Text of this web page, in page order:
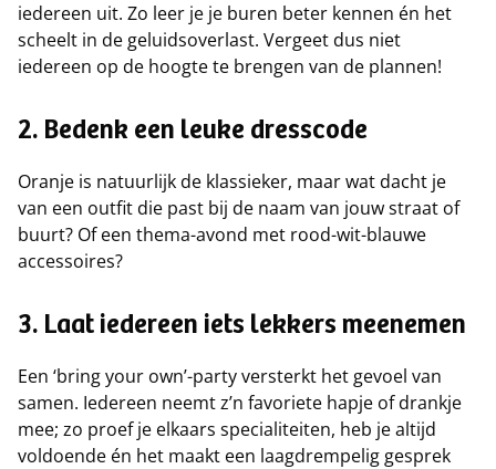
iedereen uit. Zo leer je je buren beter kennen én het
scheelt in de geluidsoverlast. Vergeet dus niet
iedereen op de hoogte te brengen van de plannen!
2. Bedenk een leuke dresscode
Oranje is natuurlijk de klassieker, maar wat dacht je
van een outfit die past bij de naam van jouw straat of
buurt? Of een thema-avond met rood-wit-blauwe
accessoires?
3. Laat iedereen iets lekkers meenemen
Een ‘bring your own’-party versterkt het gevoel van
samen. Iedereen neemt z’n favoriete hapje of drankje
mee; zo proef je elkaars specialiteiten, heb je altijd
voldoende én het maakt een laagdrempelig gesprek